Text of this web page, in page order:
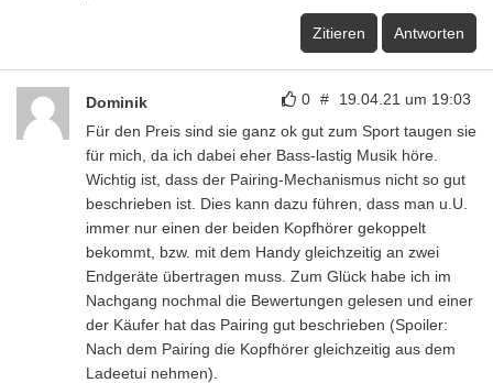
Zitieren Antworten
0 # 19.04.21 um 19:03
Dominik
Für den Preis sind sie ganz ok gut zum Sport taugen sie
für mich, da ich dabei eher Bass-lastig Musik höre.
Wichtig ist, dass der Pairing-Mechanismus nicht so gut
beschrieben ist. Dies kann dazu führen, dass man u.U.
immer nur einen der beiden Kopfhörer gekoppelt
bekommt, bzw. mit dem Handy gleichzeitig an zwei
Endgeräte übertragen muss. Zum Glück habe ich im
Nachgang nochmal die Bewertungen gelesen und einer
der Käufer hat das Pairing gut beschrieben (Spoiler:
Nach dem Pairing die Kopfhörer gleichzeitig aus dem
Ladeetui nehmen).